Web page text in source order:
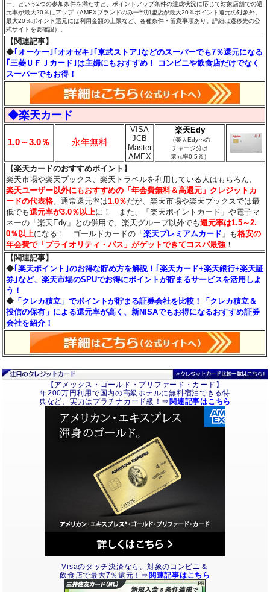
ー」という2つの参加条件を満たすと、ポイントアップ条件の達成状況に応じて対象店舗での還
元率が最大20％にアップ（AMEXブランドのみ一部加盟店が最大20％ポイント還元の対象外。
最大20％ポイント還元には利用金額の上限など、各種条件・留意事項あり。詳細は遷移先の公
式サイトを要確認）。
【関連記事】
◆｢オーケー｣｢オオゼキ｣｢東武ストア｣などのスーパーでも7％還元になる
｢三菱ＵＦＪカード｣は主婦にもおすすめ！ コンビニや飲食店だけでなく
スーパーでもお得！
◆楽天カード
1.0～3.0％ 永年無料
VISA
JCB
Master
AMEX
楽天Edy
（楽天Edyへの
チャージ分は
還元率0.5％）
【楽天カードのおすすめポイント】
楽天市場や楽天ブックス、楽天トラベルを利用している人はもちろん、
楽天ユーザー以外にもおすすめの「年会費無料＆高還元」クレジットカ
ードの代表格。通常還元率は1.0％だが、楽天市場や楽天ブックスでは最
低でも還元率が3.0％以上に！ また、「楽天ポイントカード」や電子マ
ネーの「楽天Edy」との併用で、楽天グループ以外でも還元率は1.5～2.
0％以上になる！ ゴールドカードの「楽天プレミアムカード 」も格安の
年会費で「プライオリティ・パス」がゲットできてコスパ最強 ！
【関連記事】
◆｢楽天ポイント｣のお得な貯め方を解説！｢楽天カード+楽天銀行+楽天証
券｣など、楽天市場のSPUでお得にポイントが貯まるサービスを活用しよ
う！
◆ 「クレカ積立」でポイントが貯まる証券会社を比較！「クレカ積立＆
投信の保有」による還元率が高く、新NISAでもお得になるおすすめ証券
会社を紹介！
【アメックス・ゴールド・プリファード・カード】
年200万円利用で国内の高級ホテルに無料宿泊できる特
典など、実力はプラチナカード級！⇒ 関連記事はこちら
Visaのタッチ決済なら、対象のコンビニ＆
飲食店で最大7％還元！⇒ 関連記事はこちら